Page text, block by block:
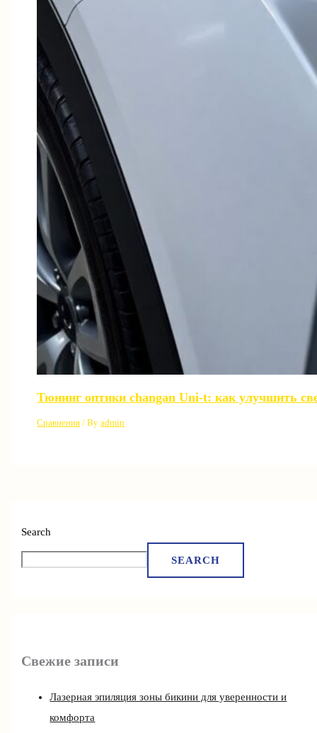
Search
SEARCH
Свежие записи
Лазерная эпиляция зоны бикини для уверенности и
комфорта
Тюнинг оптики changan Uni-t: как улучшить
Сравнения / Byadmin